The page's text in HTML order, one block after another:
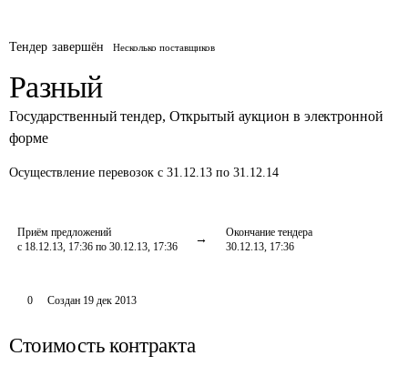
Тендер завершён Несколько поставщиков
Разный
Государственный тендер, Открытый аукцион в электронной
форме
Осуществление перевозок с 31.12.13 по 31.12.14
Приём предложений
с 18.12.13, 17:36 по 30.12.13, 17:36
Окончание тендера
30.12.13, 17:36
0 Создан 19 дек 2013
Стоимость контракта